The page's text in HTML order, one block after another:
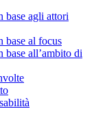
base agli attori
base al focus
all’ambito di